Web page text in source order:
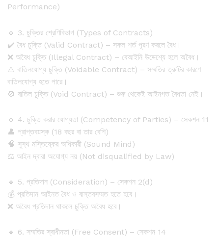
Performance)
🔹 3. চুক্তির শ্রেণিবিভাগ (Types of Contracts)
✔️ বৈধ চুক্তি (Valid Contract) – সকল শর্ত পূরণ করলে বৈধ।
❌ অবৈধ চুক্তি (Illegal Contract) – বেআইনি উদ্দেশ্যে হলে অবৈধ।
⚠️ বাতিলযোগ্য চুক্তি (Voidable Contract) – সম্মতির ত্রুটির কারণে
বাতিলযোগ্য হতে পারে।
🚫 বাতিল চুক্তি (Void Contract) – শুরু থেকেই আইনগত বৈধতা নেই।
🔹 4. চুক্তি করার যোগ্যতা (Competency of Parties) – সেকশন 11
👤 প্রাপ্তবয়স্ক (18 বছর বা তার বেশি)
🧠 সুস্থ মস্তিষ্কের অধিকারী (Sound Mind)
⚖️ আইন দ্বারা অযোগ্য নয় (Not disqualified by Law)
🔹 5. প্রতিদান (Consideration) – সেকশন 2(d)
💰 প্রতিদান আইনত বৈধ ও বাস্তবসম্মত হতে হবে।
❌ অবৈধ প্রতিদান থাকলে চুক্তি অবৈধ হবে।
🔹 6. সম্মতির স্বাধীনতা (Free Consent) – সেকশন 14